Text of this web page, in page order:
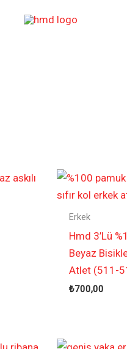
Erkek
Hmd 3’Lü
Beyaz
Atlet (511-
₺700,00